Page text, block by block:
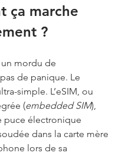
ça marche
?
un mordu de
de panique. Le
simple. L’eSIM, ou
(embedded SIM),
puce électronique
dans la carte mère
lors de sa